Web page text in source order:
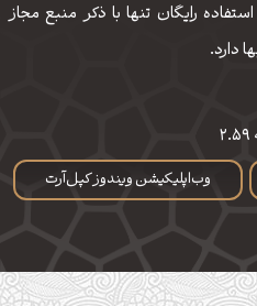
استفاده رایگان تنها با ذکر منبع مجاز
دارد.
وب‌اپلیکیشن ویندوز کپل‌آرت